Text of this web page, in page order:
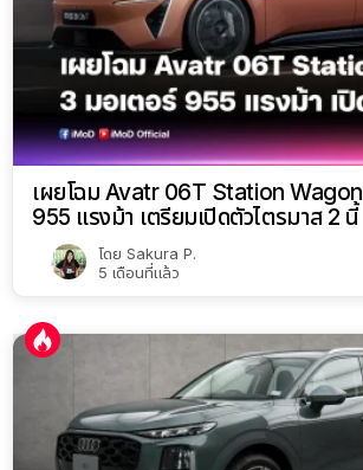
เผยโฉม Avatr 06T Station
955 แรงม้า เตรียมเปิดตัวไตรมาส 2 นี้
โดย Sakura P.
5 เดือนที่แล้ว